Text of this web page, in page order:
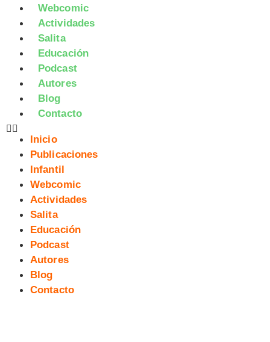
Webcomic
Actividades
Salita
Educación
Podcast
Autores
Blog
Contacto
Inicio
Publicaciones
Infantil
Webcomic
Actividades
Salita
Educación
Podcast
Autores
Blog
Contacto